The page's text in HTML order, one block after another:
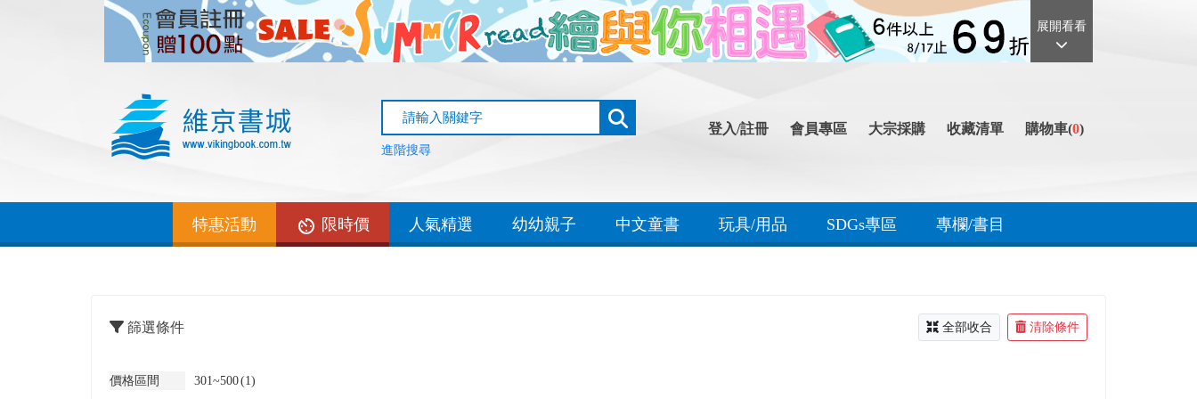
展開看看
進階搜尋
登入/註冊 會員專區 大宗採購 收藏清單 購物車(0)
特惠活動 限時價 人氣精選 幼幼親子 中文童書 玩具/用品 SDGs專區 專欄/書目
篩選條件 全部收合 清除條件
價格區間 301~500(1)